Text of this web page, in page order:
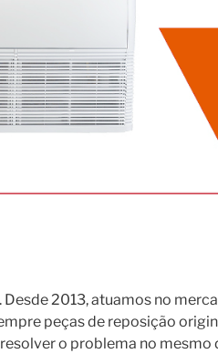
2013, atuamos no
peças de reposição
o problema no mesmo